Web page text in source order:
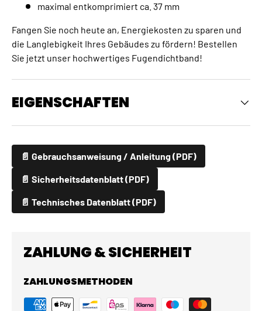
maximal entkomprimiert ca. 37 mm
Fangen Sie noch heute an, Energiekosten zu sparen und
die Langlebigkeit Ihres Gebäudes zu fördern! Bestellen
Sie jetzt unser hochwertiges Fugendichtband!
EIGENSCHAFTEN
📄 Gebrauchsanweisung / Anleitung (PDF)
📄 Sicherheitsdatenblatt (PDF)
📄 Technisches Datenblatt (PDF)
ZAHLUNG & SICHERHEIT
ZAHLUNGSMETHODEN